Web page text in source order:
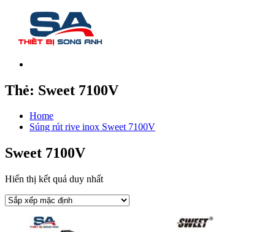
Thẻ: Sweet 7100V
Home
Súng rút rive inox Sweet 7100V
Sweet 7100V
Hiển thị kết quả duy nhất